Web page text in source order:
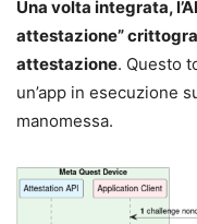
Una volta integrata,
attestazione”
attestazione. Questo
un’app in esecuzione
manomessa.